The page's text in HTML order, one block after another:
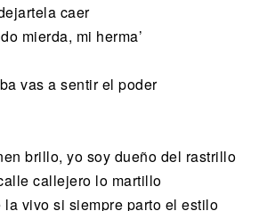
caer
mierda, mi herma’
vas a sentir el poder
brillo, yo soy dueño del rastrillo
callejero lo martillo
la vivo si siempre parto el estilo